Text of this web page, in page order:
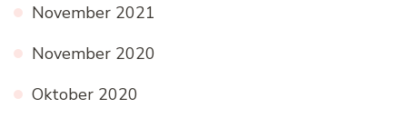
November 2021
November 2020
Oktober 2020